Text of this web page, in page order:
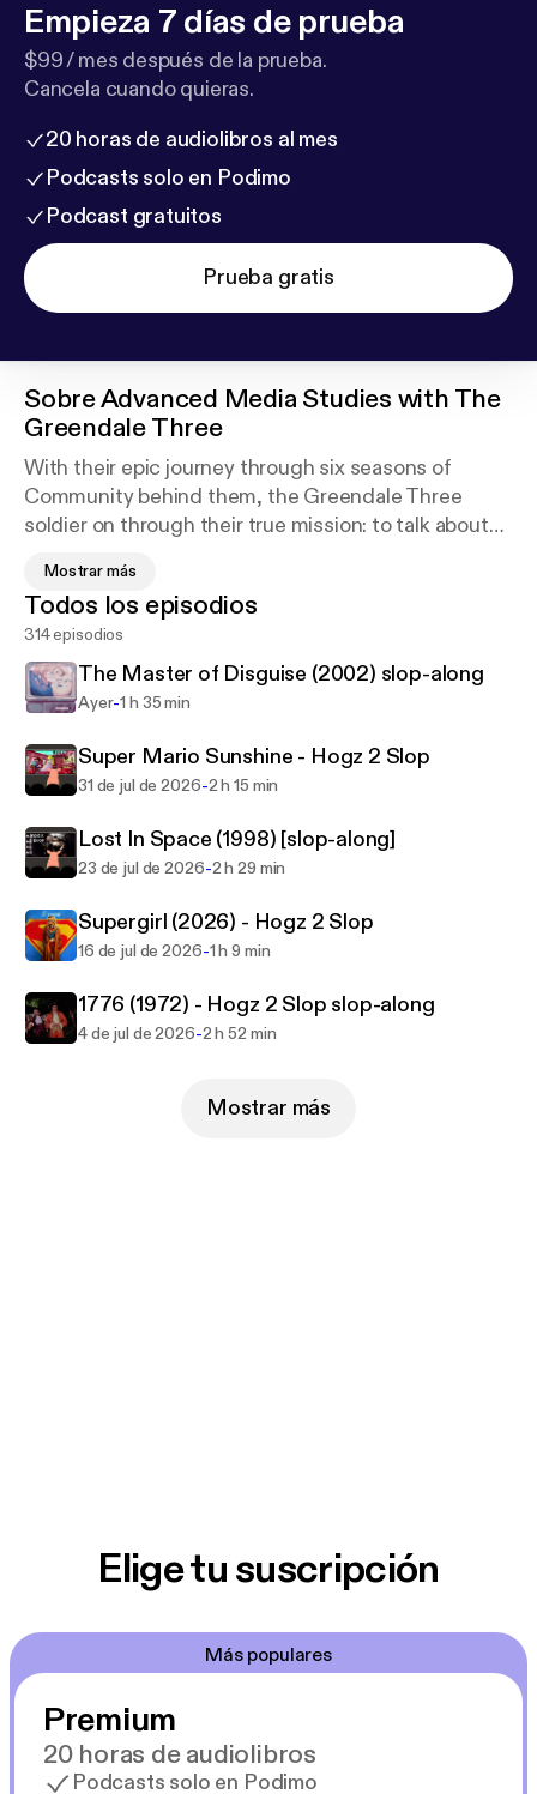
Empieza 7 días de prueba
$99 / mes después de la prueba.
Cancela cuando quieras.
20 horas de audiolibros al mes
Podcasts solo en Podimo
Podcast gratuitos
Prueba gratis
SobreAdvanced Media Studies with The
Greendale Three
With their epic journey through six seasons of
Community behind them, the Greendale Three
soldier on through their true mission: to talk about
Witcher to The Hitchhiker's Guide to the Galaxy to
selections by you--the listeners--we're hacking
away at that mountain of #content week after
week.
and The StoneZone.
Patreon: www.patreon.com/tvskevin
Mostrar más
Todos los episodios
314 episodios
The Master of Disguise (2002) slop-along
Ayer-1 h 35 min
Super Mario Sunshine - Hogz 2 Slop
31 de jul de 2026-2 h 15 min
Lost In Space (1998) [slop-along]
23 de jul de 2026-2 h 29 min
Supergirl (2026) - Hogz 2 Slop
16 de jul de 2026-1 h 9 min
1776 (1972) - Hogz 2 Slop slop-along
4 de jul de 2026-2 h 52 min
Mostrar más
Elige tu suscripción
Más populares
Premium
20 horas de audiolibros
Podcasts solo en Podimo